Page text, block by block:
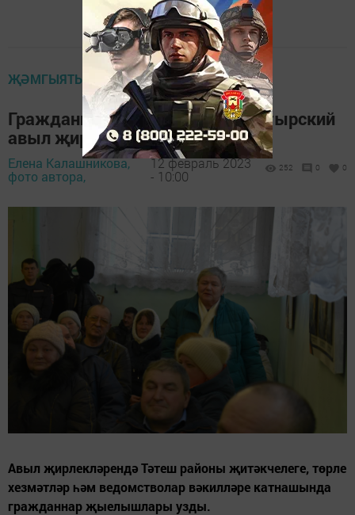
ҖӘМГЫЯТЬ
Гражданнар җыелышы: Монастырский
авыл җирлеге
Елена Калашникова,
фото автора,
12 февраль 2023
- 10:00
252 0 0
Авыл җирлекләрендә Тәтеш районы җитәкчелеге, төрле
хезмәтләр һәм ведомстволар вәкилләре катнашында
гражданнар җыелышлары узды.